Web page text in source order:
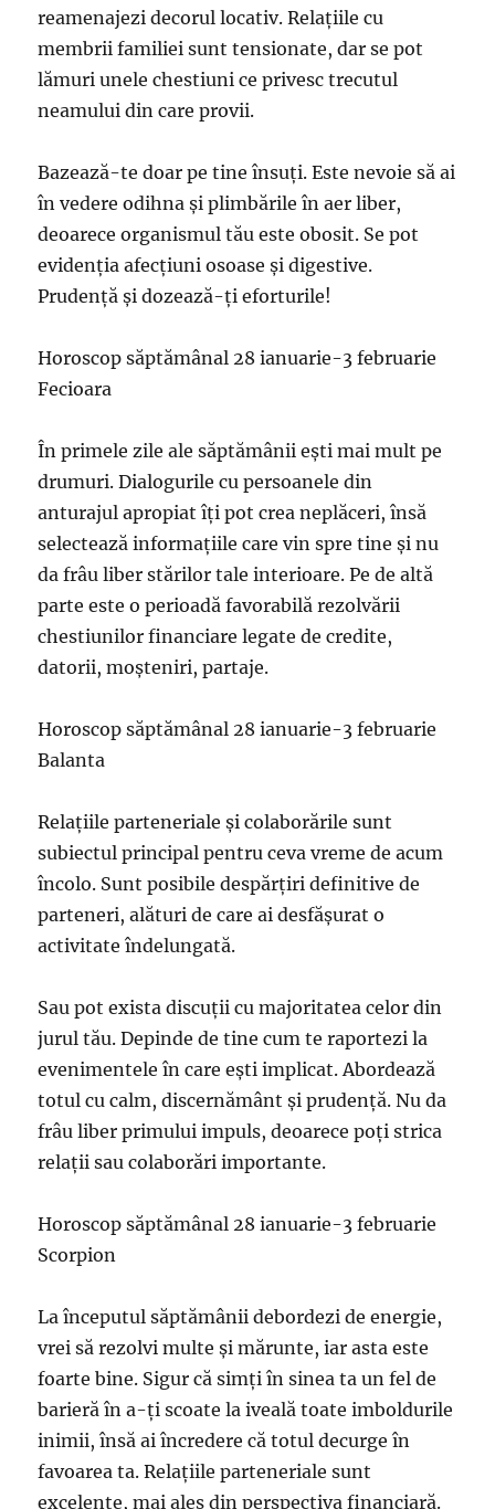
reamenajezi decorul locativ. Relaţiile cu
membrii familiei sunt tensionate, dar se pot
lămuri unele chestiuni ce privesc trecutul
neamului din care provii.
Bazează-te doar pe tine însuţi. Este nevoie să ai
în vedere odihna şi plimbările în aer liber,
deoarece organismul tău este obosit. Se pot
evidenția afecțiuni osoase și digestive.
Prudență și dozează-ți eforturile!
Horoscop săptămânal 28 ianuarie-3 februarie
Fecioara
În primele zile ale săptămânii eşti mai mult pe
drumuri. Dialogurile cu persoanele din
anturajul apropiat îţi pot crea neplăceri, însă
selectează informaţiile care vin spre tine şi nu
da frâu liber stărilor tale interioare. Pe de altă
parte este o perioadă favorabilă rezolvării
chestiunilor financiare legate de credite,
datorii, moșteniri, partaje.
Horoscop săptămânal 28 ianuarie-3 februarie
Balanta
Relaţiile parteneriale şi colaborările sunt
subiectul principal pentru ceva vreme de acum
încolo. Sunt posibile despărţiri definitive de
parteneri, alături de care ai desfăşurat o
activitate îndelungată.
Sau pot exista discuţii cu majoritatea celor din
jurul tău. Depinde de tine cum te raportezi la
evenimentele în care eşti implicat. Abordează
totul cu calm, discernământ şi prudenţă. Nu da
frâu liber primului impuls, deoarece poţi strica
relaţii sau colaborări importante.
Horoscop săptămânal 28 ianuarie-3 februarie
Scorpion
La începutul săptămânii debordezi de energie,
vrei să rezolvi multe şi mărunte, iar asta este
foarte bine. Sigur că simţi în sinea ta un fel de
barieră în a-ţi scoate la iveală toate imboldurile
inimii, însă ai încredere că totul decurge în
favoarea ta. Relaţiile parteneriale sunt
excelente, mai ales din perspectiva financiară.